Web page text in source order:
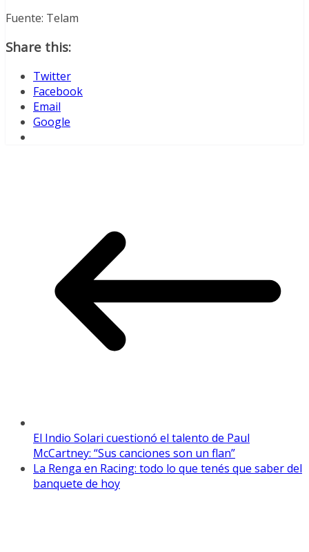
Fuente: Telam
Share this:
Twitter
Facebook
Email
Google
El Indio Solari cuestionó el talento de Paul
McCartney: “Sus canciones son un flan”
La Renga en Racing: todo lo que tenés que saber del
banquete de hoy